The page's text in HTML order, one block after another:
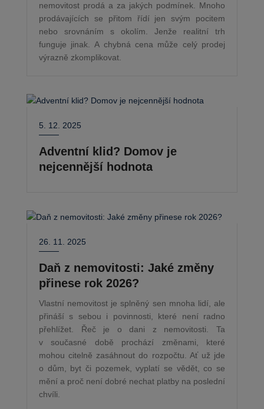
nemovitost prodá a za jakých podmínek. Mnoho
prodávajících se přitom řídí jen svým pocitem
nebo srovnáním s okolím. Jenže realitní trh
funguje jinak. A chybná cena může celý prodej
výrazně zkomplikovat.
5. 12. 2025
Adventní klid? Domov je
nejcennější hodnota
26. 11. 2025
Daň z nemovitosti: Jaké změny
přinese rok 2026?
Vlastní nemovitost je splněný sen mnoha lidí, ale
přináší s sebou i povinnosti, které není radno
přehlížet. Řeč je o dani z nemovitosti. Ta
v současné době prochází změnami, které
mohou citelně zasáhnout do rozpočtu. Ať už jde
o dům, byt či pozemek, vyplatí se vědět, co se
mění a proč není dobré nechat platby na poslední
chvíli.